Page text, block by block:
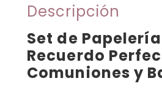
Descripción
Set de Papelería
Recuerdo
Comuniones y